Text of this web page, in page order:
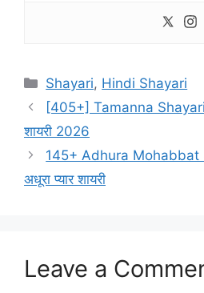
Categories
Shayari, Hindi Shayari
[405+] Tamanna
शायरी 2026
145+ Adhura Mohabbat
अधूरा प्यार शायरी
Leave a